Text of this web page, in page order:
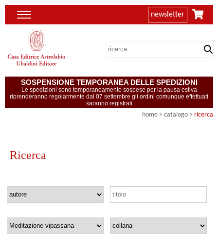
newsletter
SOSPENSIONE TEMPORANEA DELLE SPEDIZIONI
Le spedizioni sono temporaneamente sospese per la pausa estiva
riprenderanno regolarmente dal 07 settembre gli ordini comunque effettuati
saranno registrati
home > catalogo > ricerca
Ricerca